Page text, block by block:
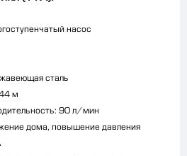
насос
сталь
м
90 л/мин
дома, повышение давления